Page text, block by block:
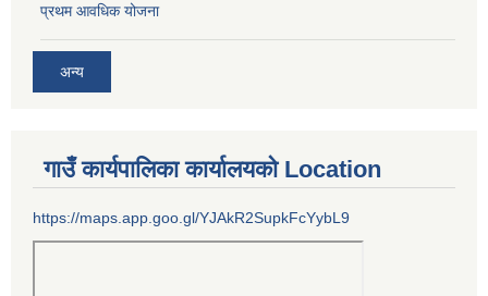
प्रथम आवधिक योजना
अन्य
गाउँ कार्यपालिका कार्यालयको Location
https://maps.app.goo.gl/YJAkR2SupkFcYybL9